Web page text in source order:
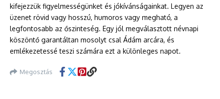
kifejezzük figyelmességünket és jókívánságainkat. Legyen az
üzenet rövid vagy hosszú, humoros vagy megható, a
legfontosabb az őszinteség. Egy jól megválasztott névnapi
köszöntő garantáltan mosolyt csal Ádám arcára, és
emlékezetessé teszi számára ezt a különleges napot.
Megosztás